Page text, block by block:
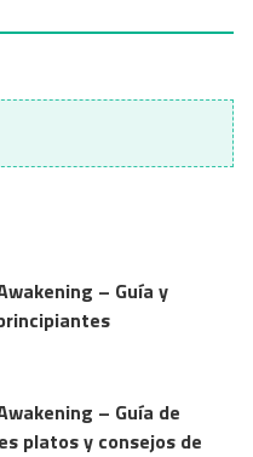
– Guía y
– Guía de
platos y consejos de